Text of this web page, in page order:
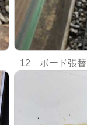
12 ボード張替